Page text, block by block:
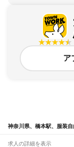
ア
神奈川県、橋本駅、服装
求人の詳細を表示